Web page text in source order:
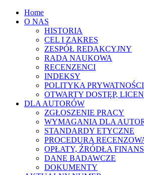
Home
O NAS
HISTORIA
CEL I ZAKRES
ZESPÓŁ REDAKCYJNY
RADA NAUKOWA
RECENZENCI
INDEKSY
POLITYKA PRYWATNOŚCI
OTWARTY DOSTĘP,
DLA AUTORÓW
ZGŁOSZENIE PRACY
WYMAGANIA DLA
STANDARDY ETYCZNE
PROCEDURA
OPŁATY, ŹRÓDŁA
DANE BADAWCZE
DOKUMENTY